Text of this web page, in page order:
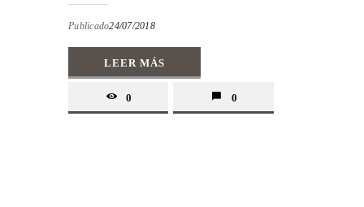
Publicado24/07/2018
LEER MÁS
0 0